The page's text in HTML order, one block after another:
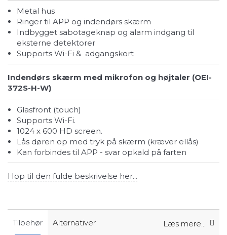
Metal hus
Ringer til APP og indendørs skærm
Indbygget sabotageknap og alarm indgang til
eksterne detektorer
Supports Wi-Fi & adgangskort
Indendørs skærm med mikrofon og højtaler (OEI-
372S-H-W)
Glasfront (touch)
Supports Wi-Fi.
1024 x 600 HD screen.
Lås døren op med tryk på skærm (kræver ellås)
Kan forbindes til APP - svar opkald på farten
Hop til den fulde beskrivelse her...
Læs mere...
Tilbehør Alternativer